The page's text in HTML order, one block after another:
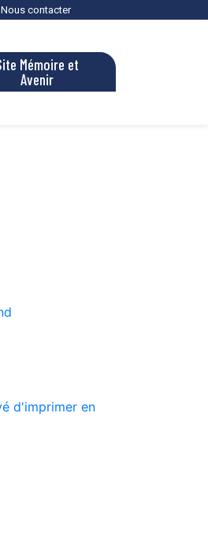
Nous contacter
Mémoire et
Avenir
d'imprimer en